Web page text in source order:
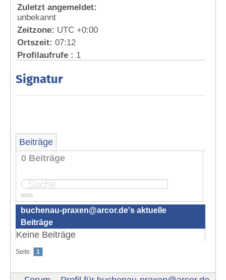
Zuletzt angemeldet:
unbekannt
Zeitzone: UTC +0:00
Ortszeit: 07:12
Profilaufrufe : 1
Signatur
Beiträge
0 Beiträge
Seite: 1
buchenau-praxen@arcor.de's aktuelle
Beiträge
Keine Beiträge
Seite: 1